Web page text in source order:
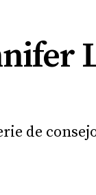
de